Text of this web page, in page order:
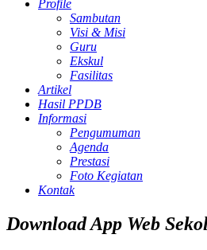
Profile
Sambutan
Visi & Misi
Guru
Ekskul
Fasilitas
Artikel
Hasil PPDB
Informasi
Pengumuman
Agenda
Prestasi
Foto Kegiatan
Kontak
Download App Web